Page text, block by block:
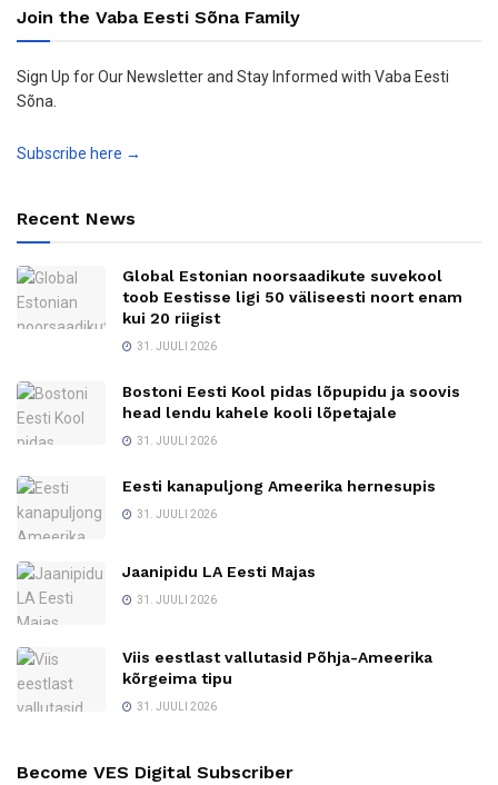
Join the Vaba Eesti Sõna Family
Sign Up for Our Newsletter and Stay Informed with Vaba Eesti
Sõna.
Subscribe here →
Recent News
Global Estonian noorsaadikute suvekool
toob Eestisse ligi 50 väliseesti noort enam
kui 20 riigist
31. JUULI 2026
Bostoni Eesti Kool pidas lõpupidu ja soovis
head lendu kahele kooli lõpetajale
31. JUULI 2026
Eesti kanapuljong Ameerika hernesupis
31. JUULI 2026
Jaanipidu LA Eesti Majas
31. JUULI 2026
Viis eestlast vallutasid Põhja-Ameerika
kõrgeima tipu
31. JUULI 2026
Become VES Digital Subscriber